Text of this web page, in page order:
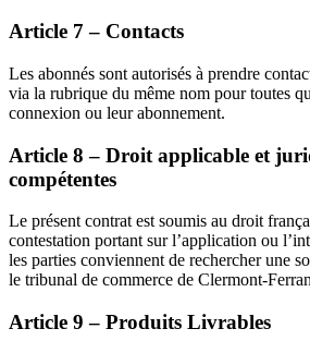
Article 7 – Contacts
Les abonnés sont autorisés à prendre
via la rubrique du même nom pour toutes
connexion ou leur abonnement.
Article 8 – Droit applicable et
compétentes
Le présent contrat est soumis au droit
contestation portant sur l’application ou
les parties conviennent de rechercher une
le tribunal de commerce de Clermont-
Article 9 – Produits Livrables